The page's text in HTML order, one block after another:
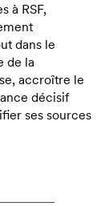
à RSF,
dans le
de la
accroître le
décisif
ses sources